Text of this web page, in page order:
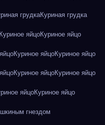
грудкаКуриная грудка
Куриное яйцоКуриное яйцо
Куриное яйцоКуриное яйцо
Куриное яйцоКуриное яйцо
яйцоКуриное яйцо
гнездом